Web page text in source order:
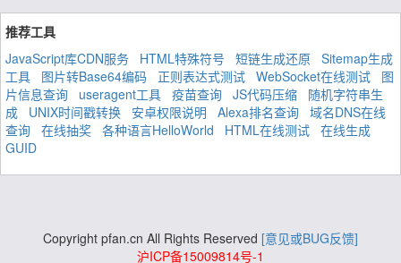
推荐工具
JavaScript库CDN服务
HTML特殊符号 短链生成还原 Sitemap生成
工具
图片转Base64编码 正则表达式测试 WebSocket在线测试
图
片信息查询
useragent工具 疫苗查询 JS代码压缩
随机字符串生
成
UNIX时间戳转换 安卓权限说明 Alexa排名查询 域名DNS在线
查询 在线抽奖 各种语言HelloWorld HTML在线测试 在线生成
GUID
Copyright pfan.cn All Rights Reserved [意见或BUG反馈]
沪ICP备15009814号-1